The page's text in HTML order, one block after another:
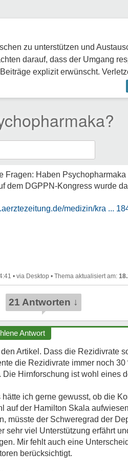
zu unterstützen und
darauf, dass der Umgang
explizit erwünscht.
Fragen: Haben
dem DGPPN-Kongress wurde
medizin/kra ...
• •
21 Antworten ↓
Antwort
Artikel. Dass die Rezidivrate
die Rezidivrate immer noch
Die Hirnforschung ist wohl eines
ich gerne gewusst, ob die
auf der Hamilton Skala
müsste der Schweregrad der
sehr viel Unterstützung erfährt
Mir fehlt auch eine
berücksichtigt.